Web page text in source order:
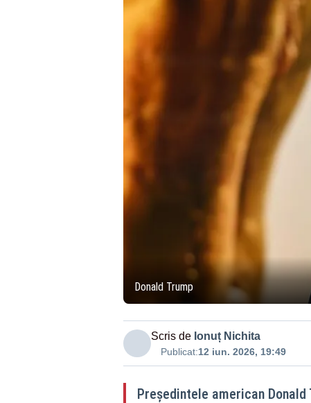
Donald Trump
Scris de Ionuț Nichita
Publicat:12 iun. 2026, 19:49
Președintele american